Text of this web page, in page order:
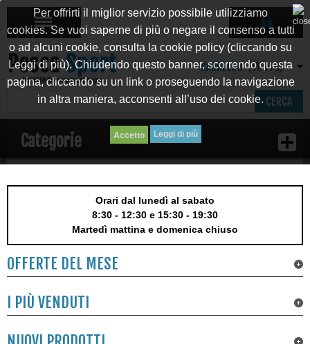
CERCA
CARRELLO (VUOTO)
Categorie
Per offrirti il miglior servizio possibile utilizziamo
cookies. Se vuoi saperne di più o negare il consenso a tutti
o ad alcuni cookie, consulta la cookie policy (cliccando su
Leggi di più). Chiudendo questo banner, scorrendo questa
pagina, cliccando su un link o proseguendo la navigazione
in altra maniera, acconsenti all’uso dei cookie.
Leggi di più
Orari dal lunedì al sabato
8:30 - 12:30 e 15:30 - 19:30
Martedì mattina e domenica chiuso
OFFERTE DEL MESE
I PIÙ VENDUTI